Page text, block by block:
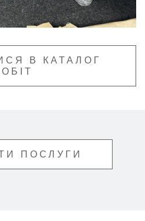
В КАТАЛОГ
ПОСЛУГИ